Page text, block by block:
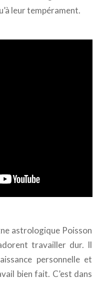
leur tempérament.
astrologique Poisson
travailler dur. Il
personnelle et
bien fait. C’est dans